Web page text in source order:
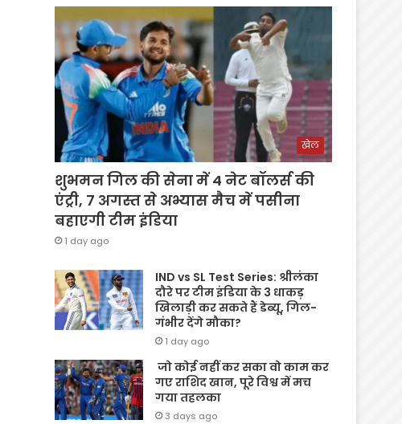
खेल
शुभमन गिल की सेना में 4 नेट बॉलर्स की
एंट्री, 7 अगस्त से अभ्यास मैच में पसीना
बहाएगी टीम इंडिया
1 day ago
IND vs SL Test Series: श्रीलंका
दौरे पर टीम इंडिया के 3 धाकड़
खिलाड़ी कर सकते हैं डेब्यू, गिल-
गंभीर देंगे मौका?
1 day ago
जो कोई नहीं कर सका वो काम कर
गए राशिद खान, पूरे विश्व में मच
गया तहलका
3 days ago